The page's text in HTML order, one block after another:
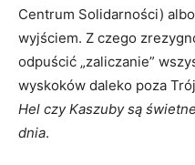
Centrum Solidarności)
wyjściem. Z czego
odpuścić „zaliczanie”
wyskoków daleko poza
Hel czy Kaszuby są
dnia.